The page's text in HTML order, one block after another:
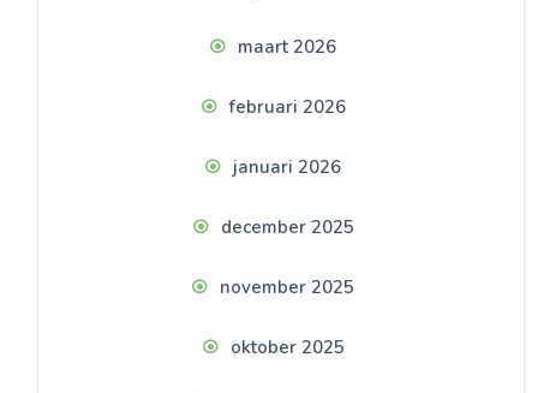
maart 2026
februari 2026
januari 2026
december 2025
november 2025
oktober 2025